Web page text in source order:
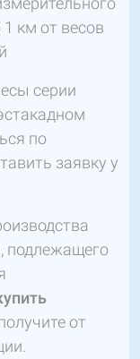
км от весов
серии
по
заявку у
подлежащего
от